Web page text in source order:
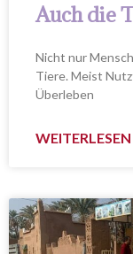
Auch die
Nicht nur
Tiere. Meist
Überleben
WEITERLESEN